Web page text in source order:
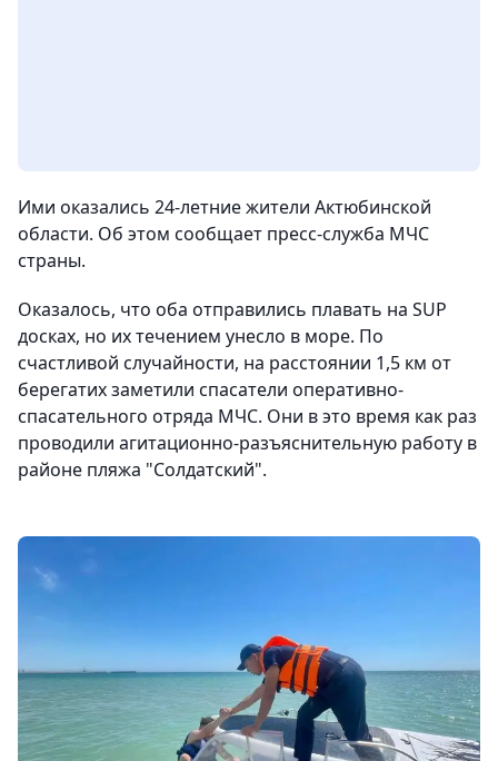
Ими оказались 24-летние жители Актюбинской
области. Об этом сообщает пресс-служба МЧС
страны.
Оказалось, что оба отправились плавать на SUP
досках, но их течением унесло в море. По
счастливой случайности, на расстоянии 1,5 км от
берегатих заметили спасатели оперативно-
спасательного отряда МЧС. Они в это время как раз
проводили агитационно-разъяснительную работу в
районе пляжа "Солдатский".